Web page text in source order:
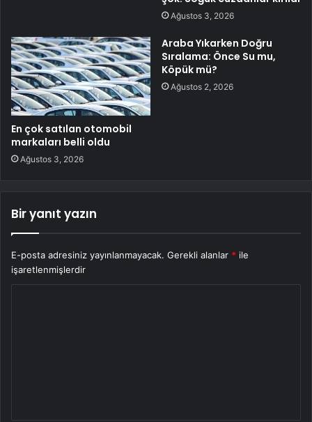
Ağustos 3, 2026
En çok satılan otomobil
markaları belli oldu
Ağustos 3, 2026
Araba Yıkarken Doğru
Sıralama: Önce Su mu,
Köpük mü?
Ağustos 2, 2026
Bir yanıt yazın
E-posta adresiniz yayınlanmayacak. Gerekli alanlar * ile
işaretlenmişlerdir